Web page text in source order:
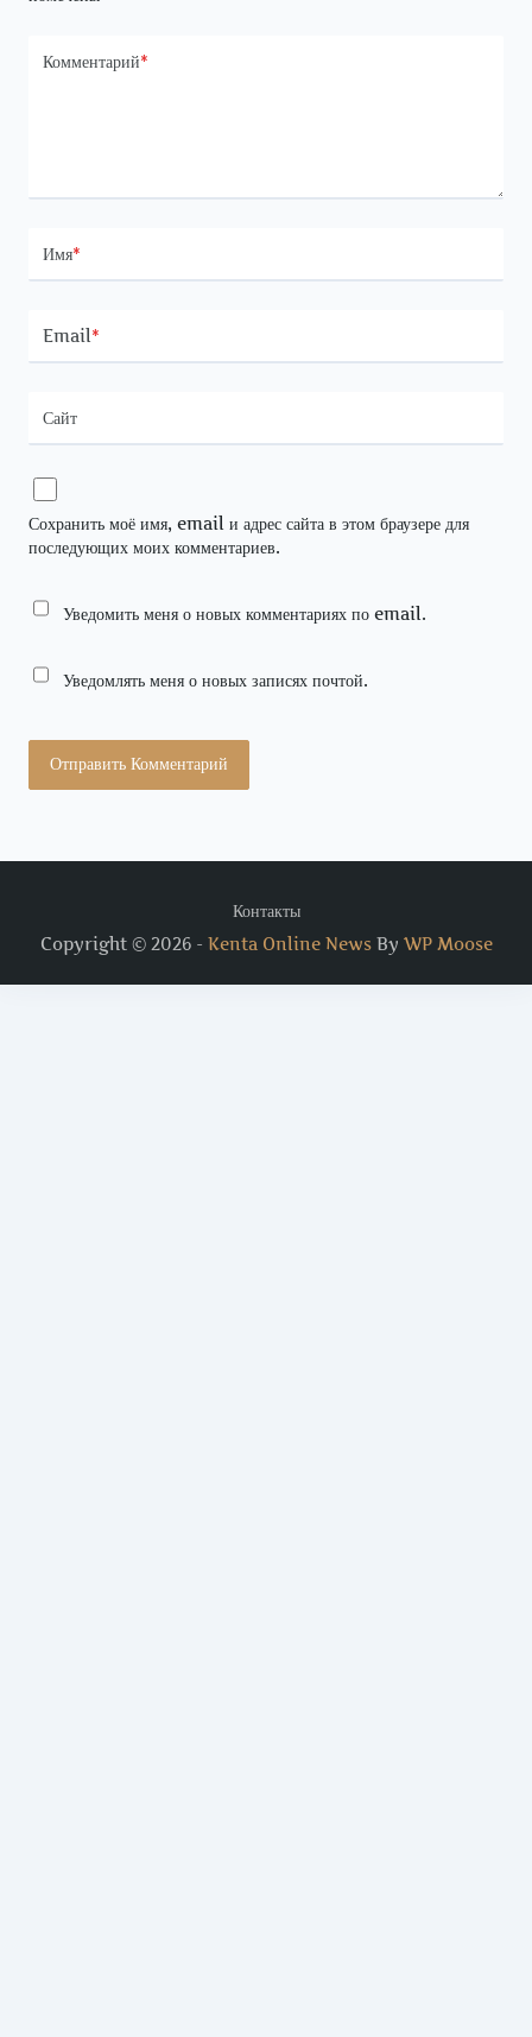
Комментарий*
Имя*
Email *
Сайт
Сохранить моё имя, email и адрес сайта в этом браузере для
последующих моих комментариев.
Уведомить меня о новых комментариях по email.
Уведомлять меня о новых записях почтой.
Контакты
Copyright © 2026 - Kenta Online NewsBy WP Moose